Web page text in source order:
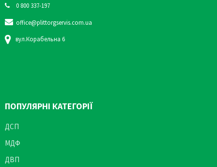
0 800 337-197
office@plittorgservis.com.ua
вул.Корабельна 6
ПОПУЛЯРНІ КАТЕГОРІЇ
ДСП
МДФ
ДВП